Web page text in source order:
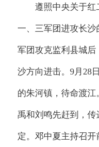
遵照中央关于红
一、三军团进攻长
军团攻克监利县城
沙方向进击。9月28
的朱河镇，待命渡
禹和刘鸣先赶到，
定。邓中夏主持召